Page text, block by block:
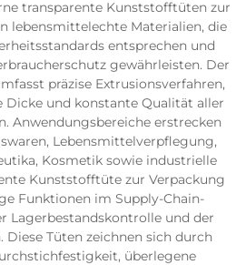
transparente Kunststofftüten zur
lebensmittelechte Materialien, die
entsprechen und
gewährleisten. Der
präzise Extrusionsverfahren,
Dicke und konstante Qualität aller
Anwendungsbereiche erstrecken
Lebensmittelverpflegung,
Kosmetik sowie industrielle
Kunststofftüte zur Verpackung
Funktionen im Supply-Chain-
Lagerbestandskontrolle und der
Diese Tüten zeichnen sich durch
überlegene